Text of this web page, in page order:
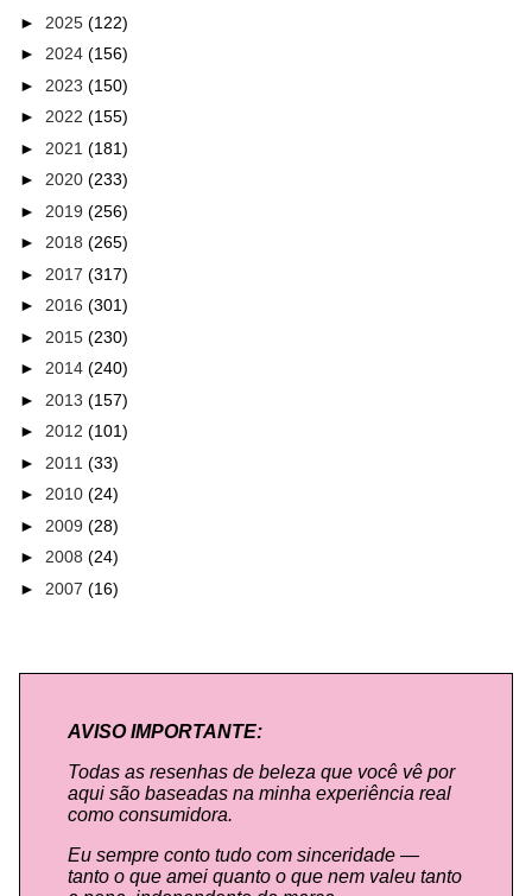
► 2025 (122)
► 2024 (156)
► 2023 (150)
► 2022 (155)
► 2021 (181)
► 2020 (233)
► 2019 (256)
► 2018 (265)
► 2017 (317)
► 2016 (301)
► 2015 (230)
► 2014 (240)
► 2013 (157)
► 2012 (101)
► 2011 (33)
► 2010 (24)
► 2009 (28)
► 2008 (24)
► 2007 (16)
AVISO IMPORTANTE:
Todas as resenhas de beleza que você vê por
aqui são baseadas na minha experiência real
como consumidora.
Eu sempre conto tudo com sinceridade —
tanto o que amei quanto o que nem valeu tanto